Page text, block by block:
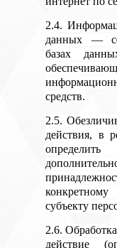
2.4.
данных —
базах
средств.
2.5.
действия, в
субъекту
2.6.
действие